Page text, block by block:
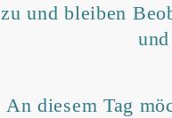
zu und bleiben
An diesem Tag